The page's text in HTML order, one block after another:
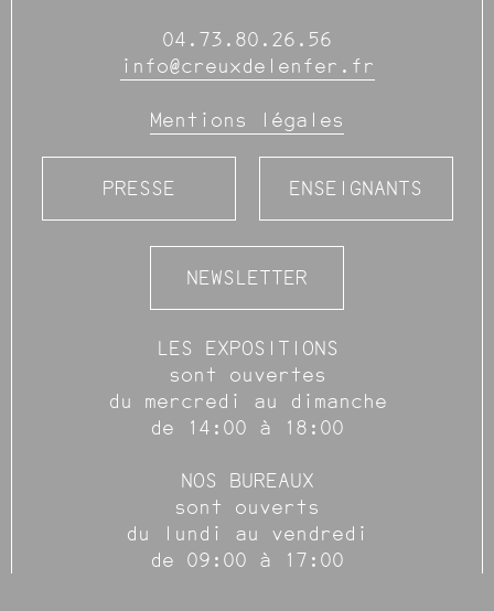
04.73.80.26.56
info@creuxdelenfer.fr
Mentions légales
PRESSE ENSEIGNANTS
NEWSLETTER
LES EXPOSITIONS
sont ouvertes
du mercredi au dimanche
de 14:00 à 18:00
NOS BUREAUX
sont ouverts
du lundi au vendredi
de 09:00 à 17:00